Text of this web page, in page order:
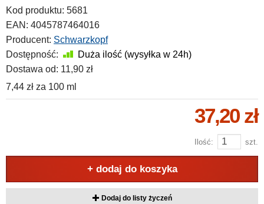
Kod produktu: 5681
EAN: 4045787464016
Producent: Schwarzkopf
Dostępność:
Duża ilość (wysyłka w 24h)
Dostawa od: 11,90 zł
7,44 zł za 100 ml
37,20 zł
Ilość: szt.
+ dodaj do koszyka
Dodaj do listy życzeń